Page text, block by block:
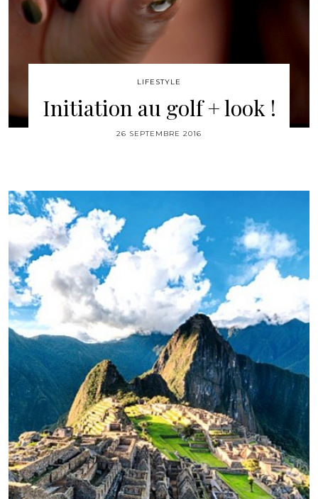
LIFESTYLE
Initiation au golf + look !
26 SEPTEMBRE 2016